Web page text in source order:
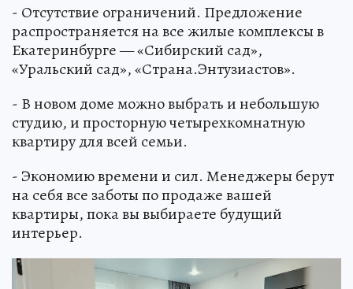
- Отсутствие ограничений. Предложение
распространяется на все жилые комплексы в
Екатеринбурге — «Сибирский сад»,
«Уральский сад», «Страна.Энтузиастов».
- В новом доме можно выбрать и небольшую
студию, и просторную четырехкомнатную
квартиру для всей семьи.
- Экономию времени и сил. Менеджеры берут
на себя все заботы по продаже вашей
квартиры, пока вы выбираете будущий
интерьер.